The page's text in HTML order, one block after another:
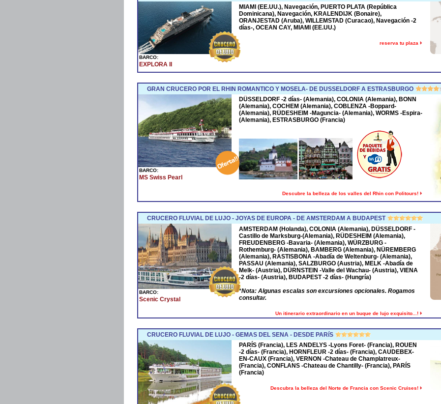
BARCO:
EXPLORA II
MIAMI (EE.UU.), Navegación, PUERTO PLATA (República
Dominicana), Navegación, KRALENDIJK (Bonaire),
ORANJESTAD (Aruba), WILLEMSTAD (Curacao), Navegación -2
días-, OCEAN CAY, MIAMI (EE.UU.)
reserva tu plaza
GRAN CRUCERO POR EL RHIN ROMANTICO Y MOSELA- DE DUSSELDORF A ESTRASBURGO
BARCO:
MS Swiss Pearl
DÜSSELDORF -2 días- (Alemania), COLONIA (Alemania), BONN
(Alemania), COCHEM (Alemania), COBLENZA -Boppard-
(Alemania), RÜDESHEIM -Maguncia- (Alemania), WORMS -Espira-
(Alemania), ESTRASBURGO (Francia)
Descubre la belleza de los valles del Rhin con Politours!
CRUCERO FLUVIAL DE LUJO - JOYAS DE EUROPA - DE AMSTERDAM A BUDAPEST
BARCO:
Scenic Crystal
AMSTERDAM (Holanda), COLONIA (Alemania), DÜSSELDORF -
Castillo de Marksburg-(Alemania), RÜDESHEIM (Alemania),
FREUDENBERG -Bavaria- (Alemania), WÜRZBURG -
Rothemburg- (Alemania), BAMBERG (Alemania), NÜREMBERG
(Alemania), RASTISBONA -Abadía de Weltenburg- (Alemania),
PASSAU (Alemania), SALZBURGO (Austria), MELK -Abadía de
Melk- (Austria), DÜRNSTEIN -Valle del Wachau- (Austria), VIENA
-2 días- (Austria), BUDAPEST-2 días- (Hungría)
*Nota: Algunas escalas son excursiones opcionales. Rogamos
consultar.
Un itinerario extraordinario en un buque de lujo exquisito...!
CRUCERO FLUVIAL DE LUJO - GEMAS DEL SENA - DESDE PARíS
PARÍS (Francia), LES ANDELYS -Lyons Foret- (Francia), ROUEN
-2 días- (Francia), HORNFLEUR -2 días- (Francia), CAUDEBEX-
EN-CAUX (Francia), VERNON -Chateau de Champlatreux-
(Francia), CONFLANS -Chateau de Chantilly- (Francia), PARÍS
(Francia)
Descubra la belleza del Norte de Francia con Scenic Cruises!